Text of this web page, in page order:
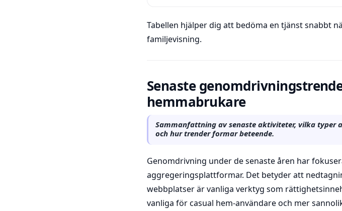
Tabellen hjälper dig att bedöma en tjänst snabbt
familjevisning.
Senaste
hemmabrukare
Sammanfattning av senaste aktiviteter, vilka
och hur trender formar beteende.
Genomdrivning under de senaste åren har
aggregeringsplattformar. Det betyder att
webbplatser är vanliga verktyg som
vanliga för casual hem-användare och mer